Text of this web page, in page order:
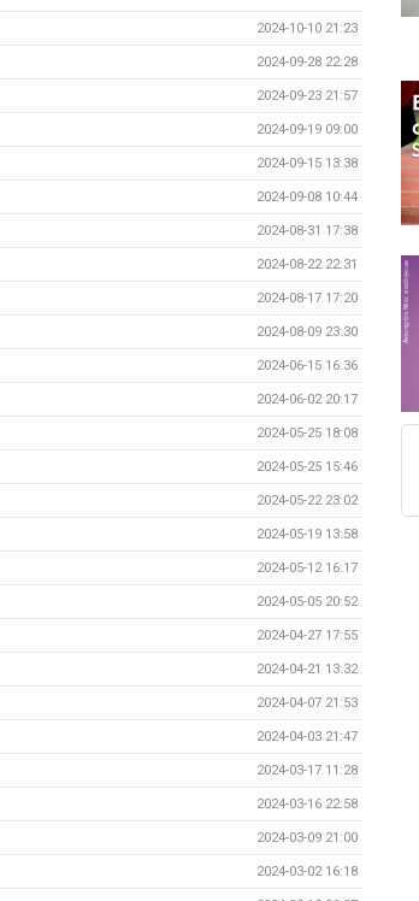
2024-10-10 21:23
2024-09-28 22:28
2024-09-23 21:57
2024-09-19 09:00
2024-09-15 13:38
2024-09-08 10:44
2024-08-31 17:38
2024-08-22 22:31
2024-08-17 17:20
2024-08-09 23:30
2024-06-15 16:36
2024-06-02 20:17
2024-05-25 18:08
2024-05-25 15:46
2024-05-22 23:02
2024-05-19 13:58
2024-05-12 16:17
2024-05-05 20:52
2024-04-27 17:55
2024-04-21 13:32
2024-04-07 21:53
2024-04-03 21:47
2024-03-17 11:28
2024-03-16 22:58
2024-03-09 21:00
2024-03-02 16:18